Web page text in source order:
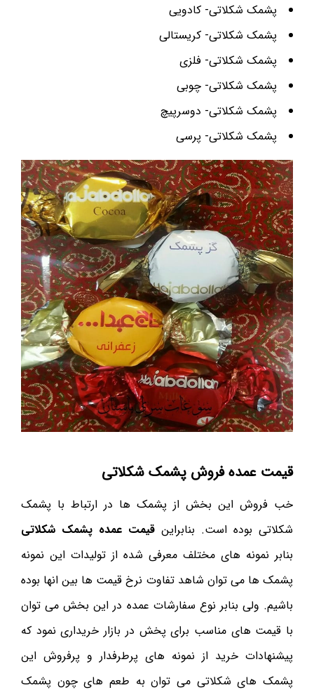
پشمک شکلاتی- کادویی
پشمک شکلاتی- کریستالی
پشمک شکلاتی- فلزی
پشمک شکلاتی- چوبی
پشمک شکلاتی- دوسرپیچ
پشمک شکلاتی- پرسی
قیمت عمده فروش پشمک شکلاتی
خب فروش این بخش از پشمک ها در ارتباط با پشمک
شکلاتی بوده است. بنابراین قیمت عمده پشمک شکلاتی
بنابر نمونه های مختلف معرفی شده از تولیدات این نمونه
پشمک ها می توان شاهد تفاوت نرخ قیمت ها بین انها بوده
باشیم. ولی بنابر نوع سفارشات عمده در این بخش می توان
با قیمت های مناسب برای پخش در بازار خریداری نمود که
پیشنهادات خرید از نمونه های پرطرفدار و پرفروش این
پشمک های شکلاتی می توان به طعم های چون پشمک